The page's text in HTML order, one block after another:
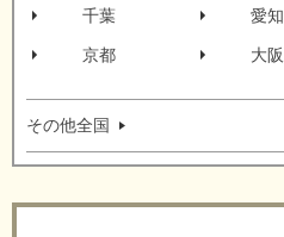
千葉 愛知
京都 大阪
その他全国